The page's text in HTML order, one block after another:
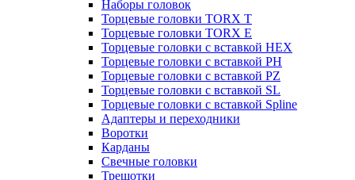
Наборы головок
Торцевые головки TORX T
Торцевые головки TORX Е
Торцевые головки с вставкой HEX
Торцевые головки с вставкой PH
Торцевые головки с вставкой PZ
Торцевые головки с вставкой SL
Торцевые головки с вставкой Spline
Адаптеры и переходники
Воротки
Карданы
Свечные головки
Трещотки